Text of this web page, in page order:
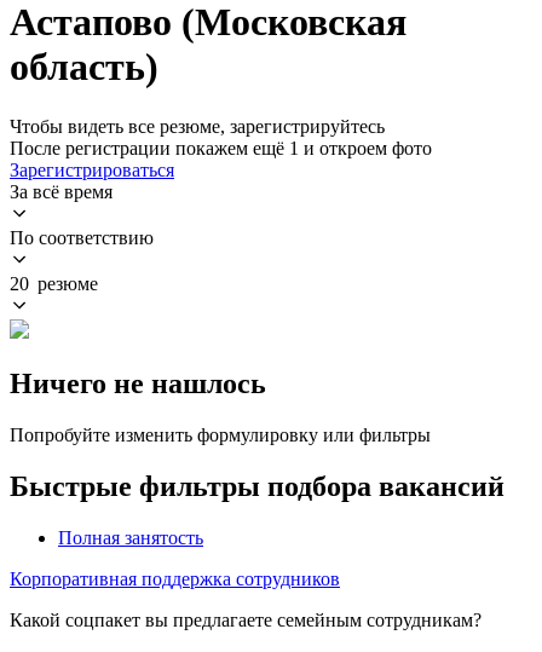
Астапово (Московская
область)
Чтобы видеть все резюме, зарегистрируйтесь
После регистрации покажем ещё 1 и откроем фото
Зарегистрироваться
За всё время
По соответствию
20 резюме
Ничего не нашлось
Попробуйте изменить формулировку или фильтры
Быстрые фильтры подбора вакансий
Полная занятость
Корпоративная поддержка сотрудников
Какой соцпакет вы предлагаете семейным сотрудникам?